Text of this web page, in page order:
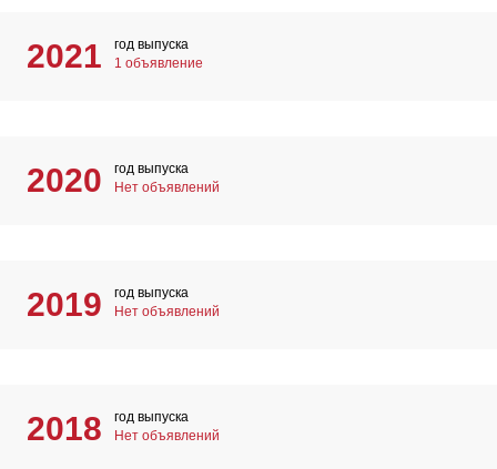
2021
год выпуска
1 объявление
2020
год выпуска
Нет объявлений
2019
год выпуска
Нет объявлений
2018
год выпуска
Нет объявлений